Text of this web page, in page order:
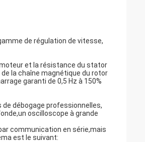
de régulation de vitesse,
et la résistance du stator
la chaîne magnétique du rotor
garanti de 0,5 Hz à 150%
de débogage professionnelles,
oscilloscope à grande
communication en série,mais
est le suivant: